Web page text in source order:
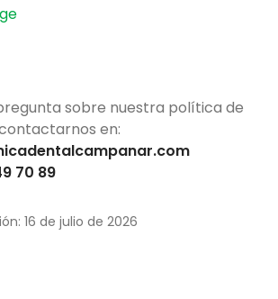
sobre nuestra política de
en:
70 89
16 de julio de 2026